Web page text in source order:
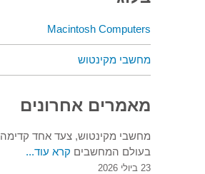
Macintosh Computers
מחשבי מקינטוש
מאמרים אחרונים
מחשבי מקינטוש, צעד אחד קדימה
בעולם המחשבים קרא עוד...
23 ביולי 2026